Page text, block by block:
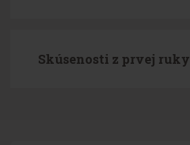
Skúsenosti z prvej ruky